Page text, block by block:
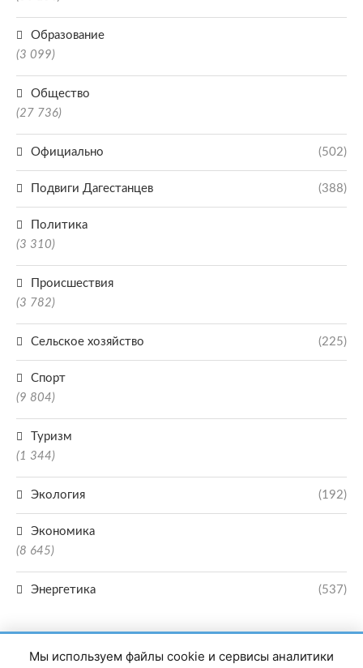
Образование
(3 099)
Общество
(27 736)
Официально (502)
Подвиги Дагестанцев (388)
Политика
(3 310)
Происшествия
(3 782)
Сельское хозяйство (225)
Спорт
(9 804)
Туризм
(1 344)
Экология (192)
Экономика
(8 645)
Энергетика (537)
Мы используем файлы cookie и сервисы аналитики